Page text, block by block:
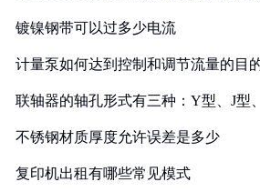
镀镍钢带可以过多少电流
计量泵如何达到控制和调节流量的目
联轴器的轴孔形式有三种：Y型、J型
不锈钢材质厚度允许误差是多少
复印机出租有哪些常见模式